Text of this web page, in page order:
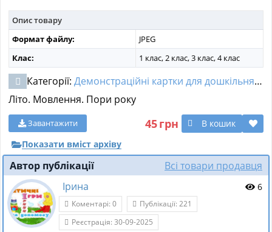
МАТЕРІАЛИ З ПРЕДМЕТІВ
РІЗНІ МАТЕРІАЛИ
НОВИНИ
Опис товару
Формат файлу:
JPEG
Клас:
1 клас, 2 клас, 3 клас, 4 клас
Категорії: Демонстраційні картки для дошкільнят ,
Літо. Мовлення. Пори року
45грн В кошик
Завантажити
Показати вміст архіву
Автор публікації
Всі товари продавця
Ірина
6
Коментарі: 0
Публікації: 221
Реєстрація: 30-09-2025